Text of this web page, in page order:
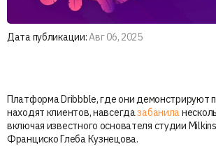
Дата публикации:Авг 06, 2025
Платформа Dribbble, где они демонстрируют
находят клиентов, навсегдазабанила
включая известного основателя студии
Франциско Глеба Кузнецова.